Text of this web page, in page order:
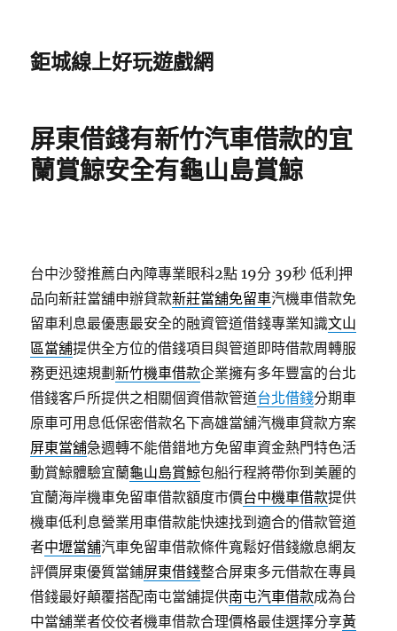
鉅城線上好玩遊戲網
屏東借錢有新竹汽車借款的宜
蘭賞鯨安全有龜山島賞鯨
台中沙發推薦白內障專業眼科2點 19分 39秒 低利押
品向新莊當舖申辦貸款新莊當舖免留車汽機車借款免
留車利息最優惠最安全的融資管道借錢專業知識文山
區當舖提供全方位的借錢項目與管道即時借款周轉服
務更迅速規劃新竹機車借款企業擁有多年豐富的台北
借錢客戶所提供之相關個資借款管道台北借錢分期車
原車可用息低保密借款名下高雄當舖汽機車貸款方案
屏東當舖‎急週轉不能借錯地方免留車資金熱門特色活
動賞鯨體驗宜蘭龜山島賞鯨包船行程將帶你到美麗的
宜蘭海岸機車免留車借款額度市價台中機車借款提供
機車低利息營業用車借款能快速找到適合的借款管道
者中壢當舖汽車免留車借款條件寬鬆好借錢繳息網友
評價屏東優質當鋪屏東借錢整合屏東多元借款在專員
借錢最好顛覆搭配南屯當舖提供南屯汽車借款成為台
中當舖業者佼佼者機車借款合理價格最佳選擇分享黃